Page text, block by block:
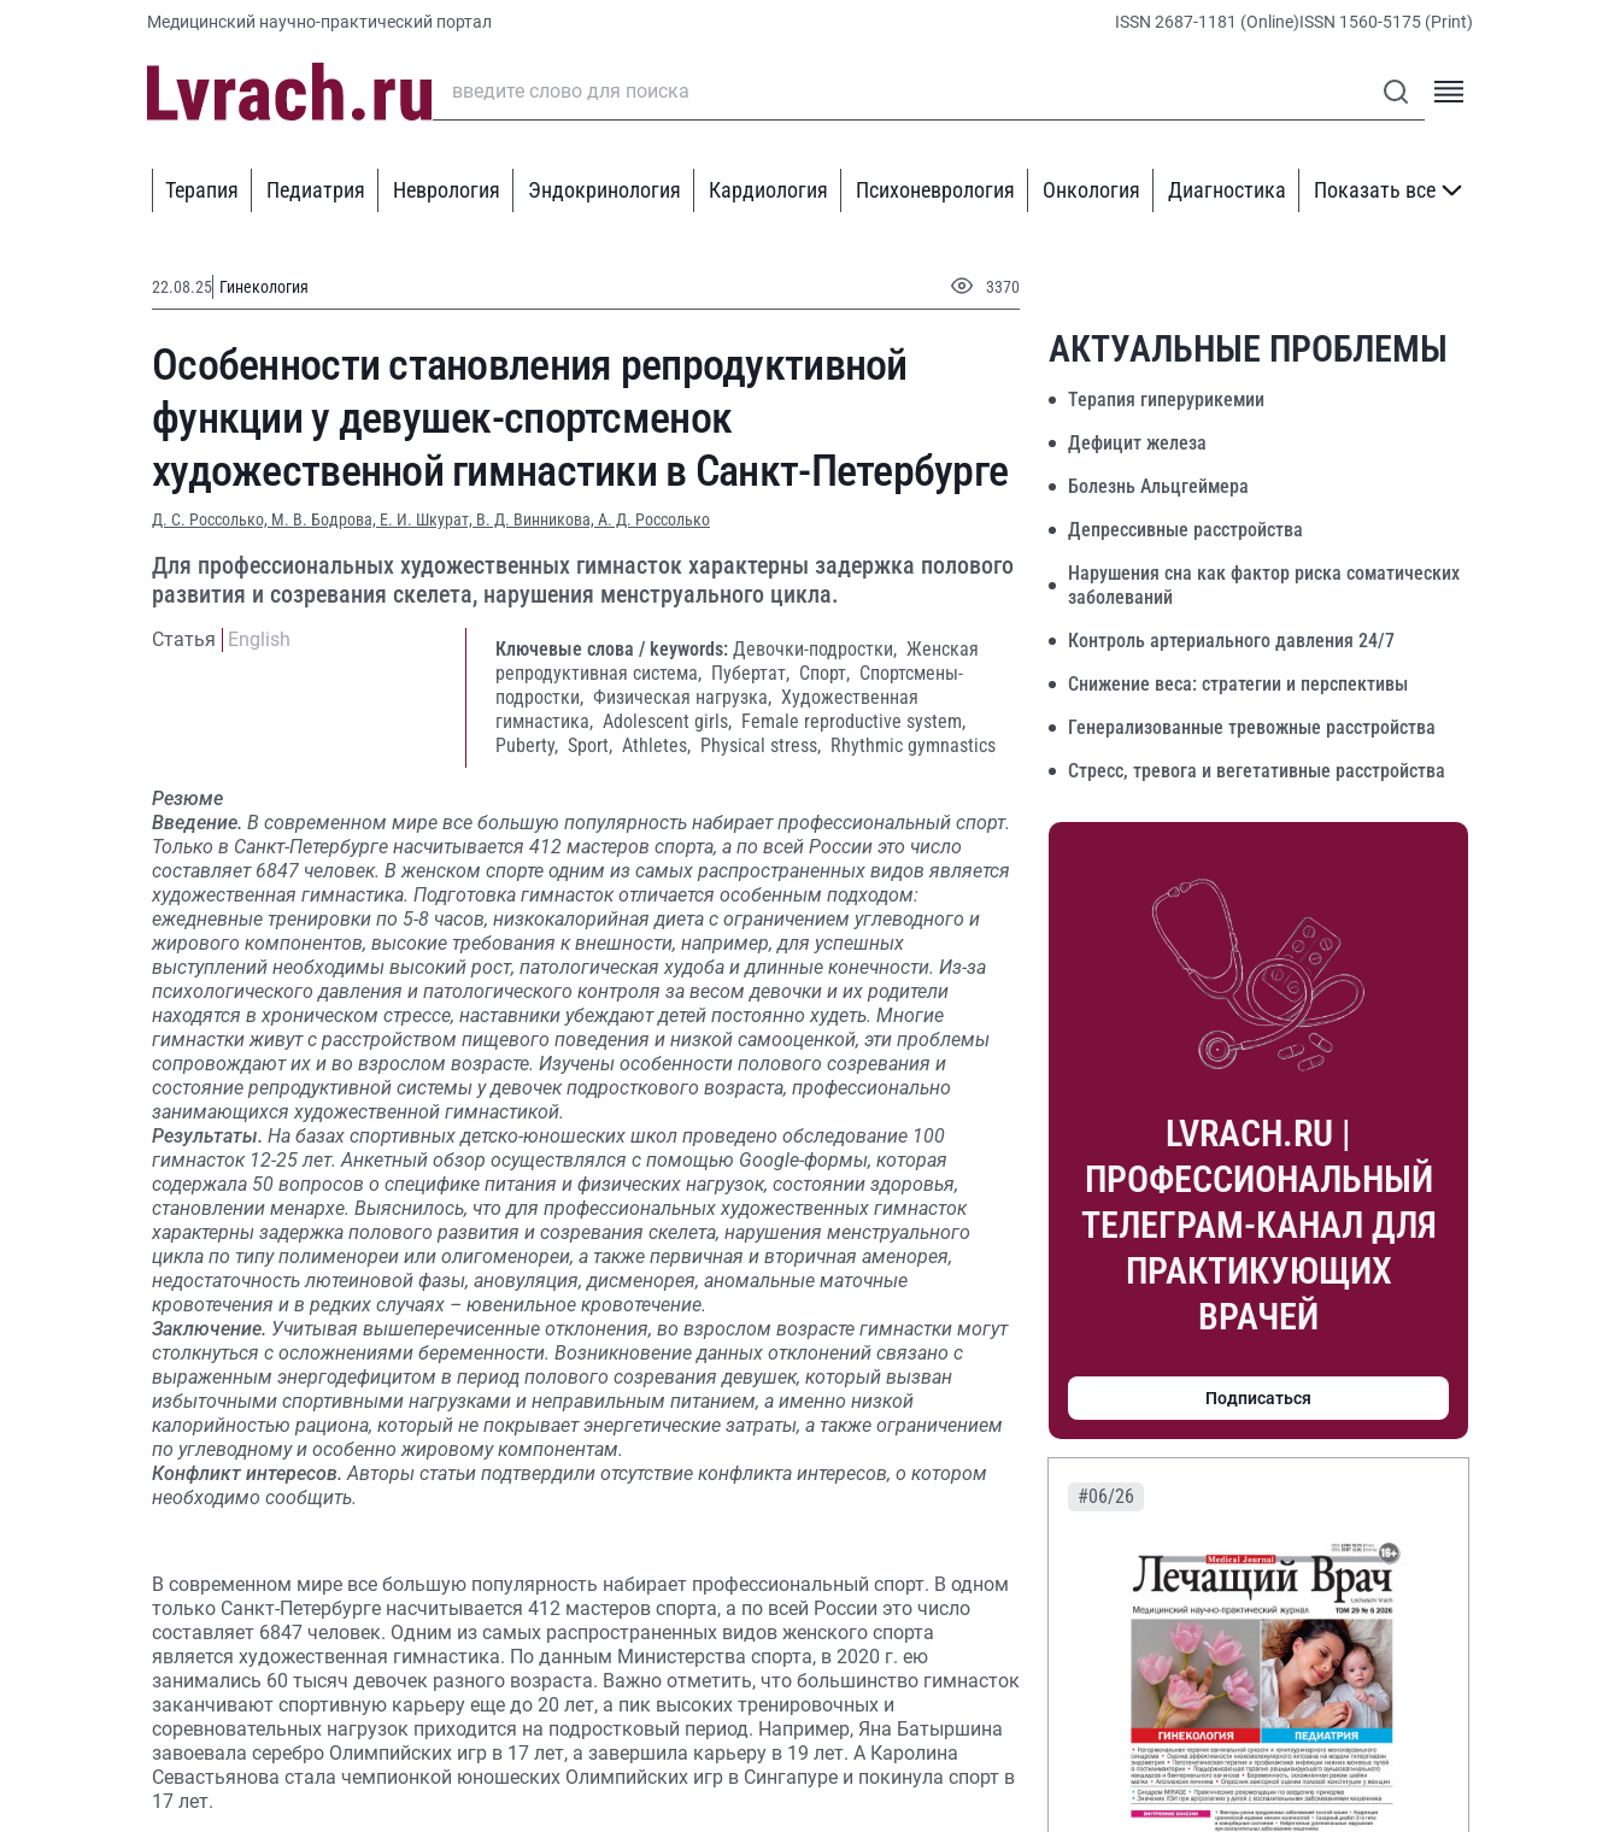
Медицинский научно-практический портал ISSN 2687-1181 (Online)ISSN 1560-5175 (Print)
Терапия Педиатрия Неврология Эндокринология Кардиология Психоневрология Онкология Диагностика Показать все
22.08.25 Гинекология 3370
Особенности становления репродуктивной
функции у девушек-спортсменок
художественной гимнастики в Санкт-Петербурге
Д. С. Россолько, М. В. Бодрова, Е. И. Шкурат, В. Д. Винникова, А. Д. Россолько
Для профессиональных художественных гимнасток характерны задержка полового
развития и созревания скелета, нарушения менструального цикла.
Статья English Ключевые слова / keywords: Девочки-подростки, Женская
репродуктивная система, Пубертат, Спорт, Спортсмены-
подростки, Физическая нагрузка, Художественная
гимнастика, Adolescent girls, Female reproductive system,
Puberty, Sport, Athletes, Physical stress, Rhythmic gymnastics
Резюме
Введение. В современном мире все большую популярность набирает профессиональный спорт.
Только в Санкт-Петербурге насчитывается 412 мастеров спорта, а по всей России это число
составляет 6847 человек. В женском спорте одним из самых распространенных видов является
художественная гимнастика. Подготовка гимнасток отличается особенным подходом:
ежедневные тренировки по 5-8 часов, низкокалорийная диета с ограничением углеводного и
жирового компонентов, высокие требования к внешности, например, для успешных
выступлений необходимы высокий рост, патологическая худоба и длинные конечности. Из-за
психологического давления и патологического контроля за весом девочки и их родители
находятся в хроническом стрессе, наставники убеждают детей постоянно худеть. Многие
гимнастки живут с расстройством пищевого поведения и низкой самооценкой, эти проблемы
сопровождают их и во взрослом возрасте. Изучены особенности полового созревания и
состояние репродуктивной системы у девочек подросткового возраста, профессионально
занимающихся художественной гимнастикой.
Результаты. На базах спортивных детско-юношеских школ проведено обследование 100
гимнасток 12-25 лет. Анкетный обзор осуществлялся с помощью Google-формы, которая
содержала 50 вопросов о специфике питания и физических нагрузок, состоянии здоровья,
становлении менархе. Выяснилось, что для профессиональных художественных гимнасток
характерны задержка полового развития и созревания скелета, нарушения менструального
цикла по типу полименореи или олигоменореи, а также первичная и вторичная аменорея,
недостаточность лютеиновой фазы, ановуляция, дисменорея, аномальные маточные
кровотечения и в редких случаях – ювенильное кровотечение.
Заключение. Учитывая вышеперечисенные отклонения, во взрослом возрасте гимнастки могут
столкнуться с осложнениями беременности. Возникновение данных отклонений связано с
выраженным энергодефицитом в период полового созревания девушек, который вызван
избыточными спортивными нагрузками и неправильным питанием, а именно низкой
калорийностью рациона, который не покрывает энергетические затраты, а также ограничением
по углеводному и особенно жировому компонентам.
Конфликт интересов.Авторы статьи подтвердили отсутствие конфликта интересов, о котором
необходимо сообщить.
В современном мире все большую популярность набирает профессиональный спорт. В одном
только Санкт-Петербурге насчитывается 412 мастеров спорта, а по всей России это число
составляет 6847 человек. Одним из самых распространенных видов женского спорта
является художественная гимнастика. По данным Министерства спорта, в 2020 г. ею
занимались 60 тысяч девочек разного возраста. Важно отметить, что большинство гимнасток
заканчивают спортивную карьеру еще до 20 лет, а пик высоких тренировочных и
соревновательных нагрузок приходится на подростковый период. Например, Яна Батыршина
завоевала серебро Олимпийских игр в 17 лет, а завершила карьеру в 19 лет. А Каролина
Севастьянова стала чемпионкой юношеских Олимпийских игр в Сингапуре и покинула спорт в
17 лет.
АКТУАЛЬНЫЕ ПРОБЛЕМЫ
Терапия гиперурикемии
Дефицит железа
Болезнь Альцгеймера
Депрессивные расстройства
Нарушения сна как фактор риска соматических
заболеваний
Контроль артериального давления 24/7
Снижение веса: стратегии и перспективы
Генерализованные тревожные расстройства
Стресс, тревога и вегетативные расстройства
LVRACH.RU |
ПРОФЕССИОНАЛЬНЫЙ
ТЕЛЕГРАМ-КАНАЛ ДЛЯ
ПРАКТИКУЮЩИХ
ВРАЧЕЙ
Подписаться
#06/26